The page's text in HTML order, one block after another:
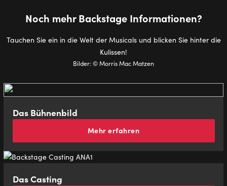
Noch mehr Back­stage In­for­ma­tio­nen?
Tauchen Sie ein in die Welt der Musicals und blicken Sie hinter die
Kulissen!
Bilder: © Morris Mac Matzen
Das Büh­nen­bild
Mehr erfahren
Das Cas­ting